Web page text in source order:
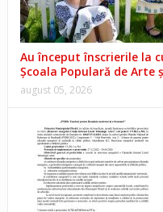
Au început înscrierile la
Școala Populară de Arte
august 05, 2026